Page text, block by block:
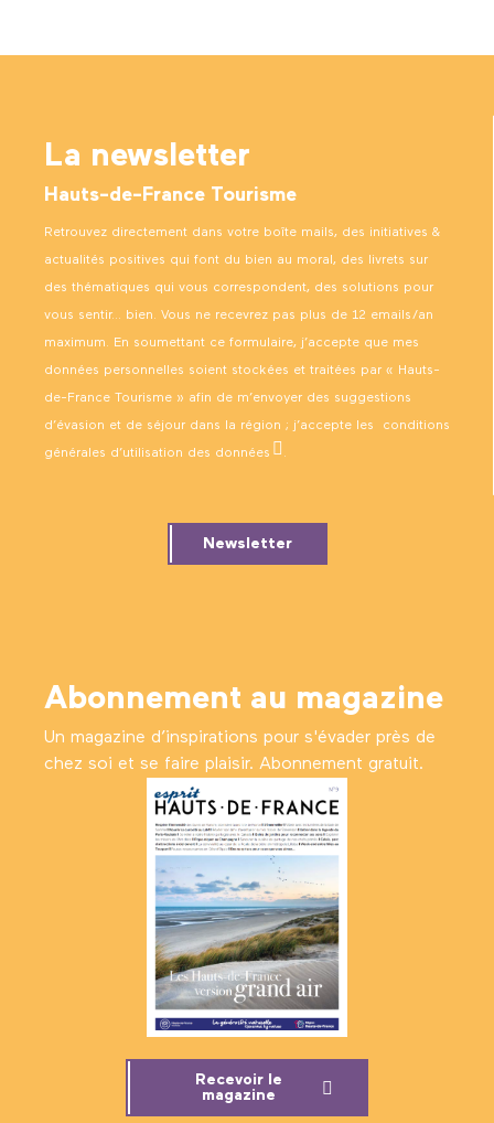
La newsletter
Hauts-de-France Tourisme
Retrouvez directement dans votre boîte mails, des initiatives &
actualités positives qui font du bien au moral, des livrets sur
des thématiques qui vous correspondent, des solutions pour
vous sentir… bien. Vous ne recevrez pas plus de 12 emails/an
maximum. En soumettant ce formulaire, j’accepte que mes
données personnelles soient stockées et traitées par « Hauts-
de-France Tourisme » afin de m’envoyer des suggestions
d’évasion et de séjour dans la région ; j’accepte les conditions
générales d’utilisation des données .
Newsletter
Abonnement au magazine
Un magazine d’inspirations pour s'évader près de
chez soi et se faire plaisir. Abonnement gratuit.
Recevoir le
magazine